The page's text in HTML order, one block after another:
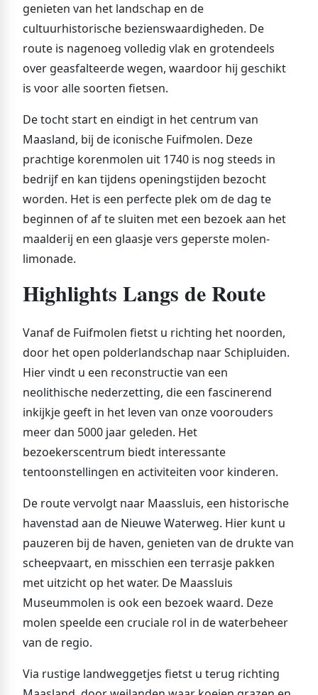
genieten van het landschap en de
cultuurhistorische bezienswaardigheden. De
route is nagenoeg volledig vlak en grotendeels
over geasfalteerde wegen, waardoor hij geschikt
is voor alle soorten fietsen.
De tocht start en eindigt in het centrum van
Maasland, bij de iconische Fuifmolen. Deze
prachtige korenmolen uit 1740 is nog steeds in
bedrijf en kan tijdens openingstijden bezocht
worden. Het is een perfecte plek om de dag te
beginnen of af te sluiten met een bezoek aan het
maalderij en een glaasje vers geperste molen-
limonade.
Highlights Langs de Route
Vanaf de Fuifmolen fietst u richting het noorden,
door het open polderlandschap naar Schipluiden.
Hier vindt u een reconstructie van een
neolithische nederzetting, die een fascinerend
inkijkje geeft in het leven van onze voorouders
meer dan 5000 jaar geleden. Het
bezoekerscentrum biedt interessante
tentoonstellingen en activiteiten voor kinderen.
De route vervolgt naar Maassluis, een historische
havenstad aan de Nieuwe Waterweg. Hier kunt u
pauzeren bij de haven, genieten van de drukte van
scheepvaart, en misschien een terrasje pakken
met uitzicht op het water. De Maassluis
Museummolen is ook een bezoek waard. Deze
molen speelde een cruciale rol in de waterbeheer
van de regio.
Via rustige landweggetjes fietst u terug richting